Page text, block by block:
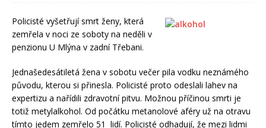
Policisté vyšetřují smrt ženy, která
zemřela v noci ze soboty na neděli v
penzionu U Mlýna v zadní Třebani.
Jednašedesátiletá žena v sobotu večer pila vodku neznámého
původu, kterou si přinesla. Policisté proto odeslali lahev na
expertizu a nařídili zdravotní pitvu. Možnou příčinou smrti je
totiž metylalkohol. Od počátku metanolové aféry už na otravu
tímto jedem zemřelo 51 lidí. Policisté odhadují, že mezi lidmi